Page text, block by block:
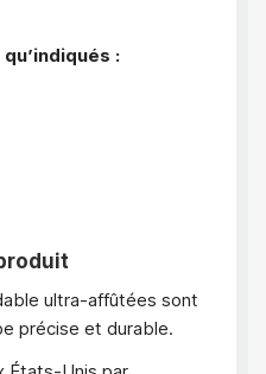
:
ultra-affûtées sont
précise et durable.